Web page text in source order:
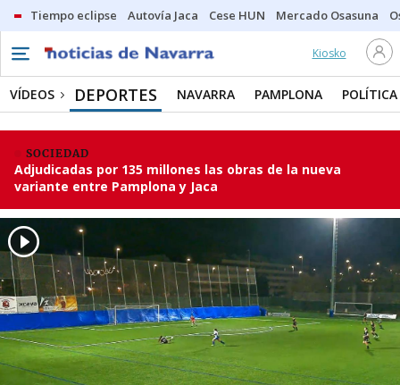
Tiempo eclipse Autovía Jaca Cese HUN Mercado Osasuna
Kiosko
VÍDEOS DEPORTES NAVARRA PAMPLONA POLÍTICA
SOCIEDAD
Adjudicadas por 135 millones las obras de la nueva
variante entre Pamplona y Jaca